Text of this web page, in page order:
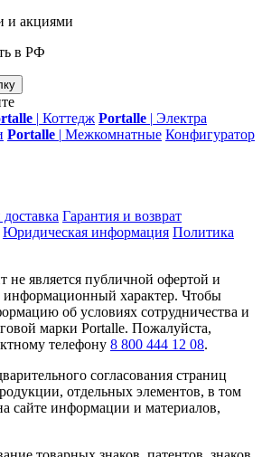
и акциями
в РФ
| Коттедж Portalle | Электра
Portalle | Межкомнатные Конфигуратор
Гарантия и возврат
Юридическая информация Политика
не является публичной офертой и
информационный характер. Чтобы
об условиях сотрудничества и
марки Portalle. Пожалуйста,
телефону 8 800 444 12 08.
согласования страниц
отдельных элементов, в том
сайте информации и материалов,